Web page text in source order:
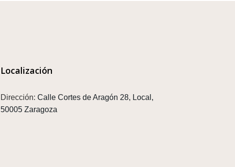
Localización
Dirección: Calle Cortes de Aragón 28, Local,
50005 Zaragoza